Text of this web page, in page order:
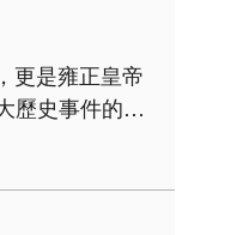
歷史事件的現